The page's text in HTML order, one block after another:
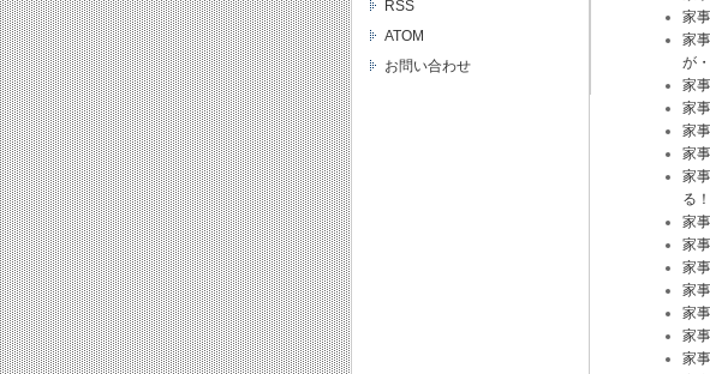
家
家
が
家
家
家
家
家
る
家
家
家
家
家
家
家
RSS
ATOM
お問い合わせ